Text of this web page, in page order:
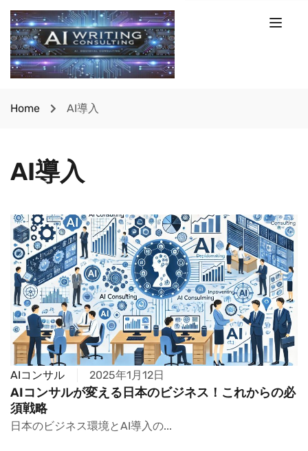
Home AI導入
AI導入
AIコンサル 2025年1月12日
AIコンサルが変える日本のビジネス！これからの必
須戦略
日本のビジネス環境とAI導入の...